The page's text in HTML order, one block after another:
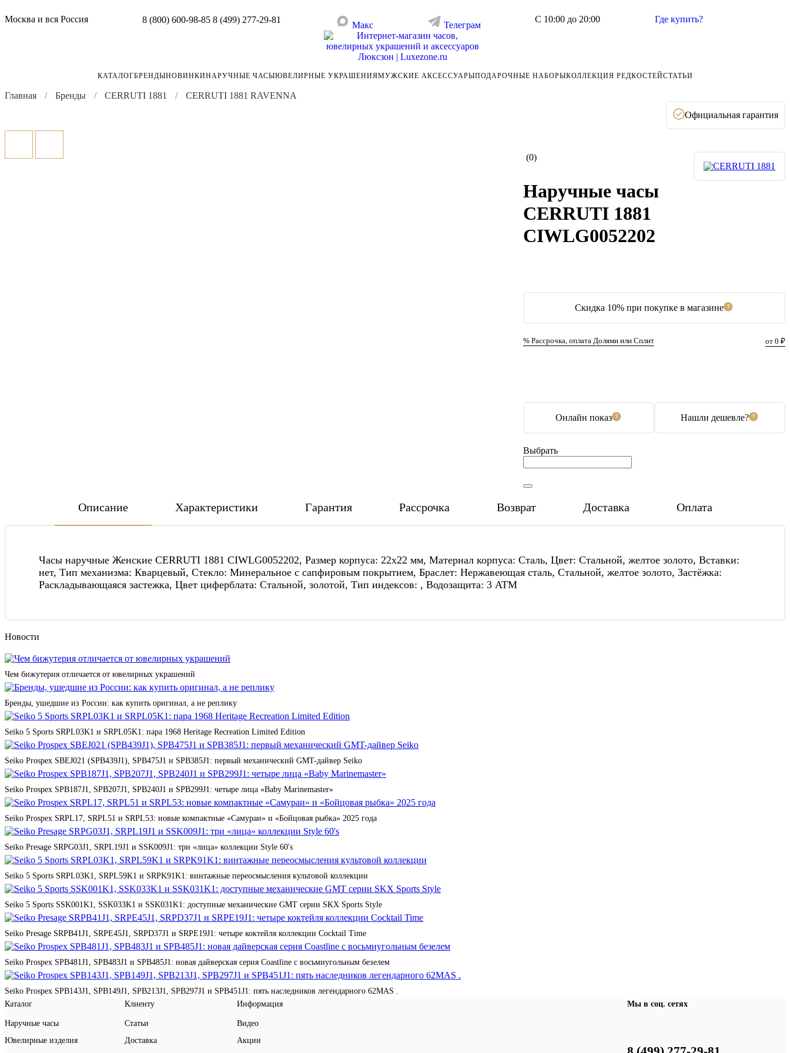
Москва и вся Россия 8 (800) 600-98-85 8 (499) 277-29-81
Макс Телеграм
С 10:00 до 20:00 Где купить?
КАТАЛОГБРЕНДЫНОВИНКИНАРУЧНЫЕ ЧАСЫЮВЕЛИРНЫЕ УКРАШЕНИЯМУЖСКИЕ АКСЕССУАРЫПОДАРОЧНЫЕ НАБОРЫКОЛЛЕКЦИЯ РЕДКОСТЕЙСТАТЬИ
Главная Бренды CERRUTI 1881
CERRUTI 1881 RAVENNA
Официальная гарантия
(0)
Скидка 10% при покупке в магазине
% Рассрочка, оплата Долями или Сплит от 0 ₽
Наручные часы
CERRUTI 1881
CIWLG0052202
Онлайн показ Нашли дешевле?
Выбрать
Описание Характеристики Гарантия Рассрочка Возврат Доставка Оплата
Часы наручные Женские CERRUTI 1881 CIWLG0052202, Размер корпуса: 22x22 мм, Материал корпуса: Сталь, Цвет: Стальной, желтое золото, Вставки:
нет, Тип механизма: Кварцевый, Стекло: Минеральное с сапфировым покрытием, Браслет: Нержавеющая сталь, Стальной, желтое золото, Застёжка:
Раскладывающаяся застежка, Цвет циферблата: Стальной, золотой, Тип индексов: , Водозащита: 3 ATM
Новости
Чем бижутерия отличается от ювелирных украшений
Бренды, ушедшие из России: как купить оригинал, а не реплику
Seiko 5 Sports SRPL03K1 и SRPL05K1: пара 1968 Heritage Recreation Limited Edition
Seiko Prospex SBEJ021 (SPB439J1), SPB475J1 и SPB385J1: первый механический GMT-дайвер Seiko
Seiko Prospex SPB187J1, SPB207J1, SPB240J1 и SPB299J1: четыре лица «Baby Marinemaster»
Seiko Prospex SRPL17, SRPL51 и SRPL53: новые компактные «Самураи» и «Бойцовая рыбка» 2025 года
Seiko Presage SRPG03J1, SRPL19J1 и SSK009J1: три «лица» коллекции Style 60's
Seiko 5 Sports SRPL03K1, SRPL59K1 и SRPK91K1: винтажные переосмысления культовой коллекции
Seiko 5 Sports SSK001K1, SSK033K1 и SSK031K1: доступные механические GMT серии SKX Sports Style
Seiko Presage SRPB41J1, SRPE45J1, SRPD37J1 и SRPE19J1: четыре коктейля коллекции Cocktail Time
Seiko Prospex SPB481J1, SPB483J1 и SPB485J1: новая дайверская серия Coastline с восьмиугольным безелем
Seiko Prospex SPB143J1, SPB149J1, SPB213J1, SPB297J1 и SPB451J1: пять наследников легендарного 62MAS .
Каталог
Наручные часы
Ювелирные изделия
Клиенту
Статьи
Доставка
Информация
Видео
Акции
Мы в соц. сетях